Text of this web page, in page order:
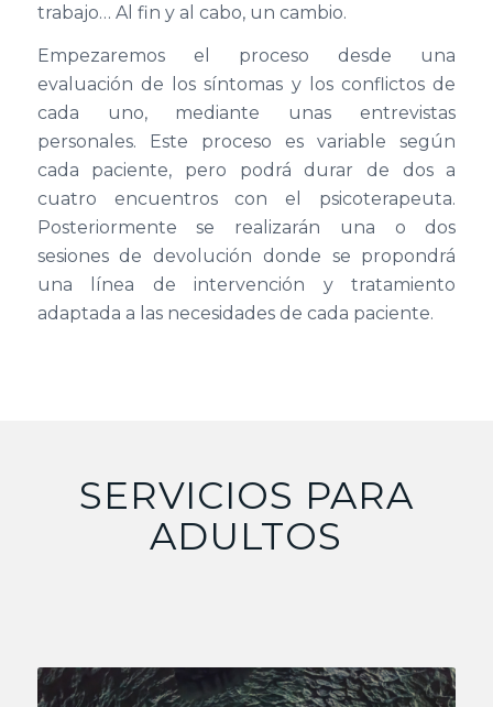
trabajo… Al fin y al cabo, un cambio.
Empezaremos el proceso desde una
evaluación de los síntomas y los conflictos de
cada uno, mediante unas entrevistas
personales. Este proceso es variable según
cada paciente, pero podrá durar de dos a
cuatro encuentros con el psicoterapeuta.
Posteriormente se realizarán una o dos
sesiones de devolución donde se propondrá
una línea de intervención y tratamiento
adaptada a las necesidades de cada paciente.
SERVICIOS PARA
ADULTOS